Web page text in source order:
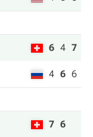
6 4 7
4 6 6
7 6